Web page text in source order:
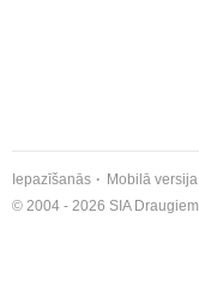
Iepazīšanās Mobilā versija
© 2004 - 2026 SIA Draugiem